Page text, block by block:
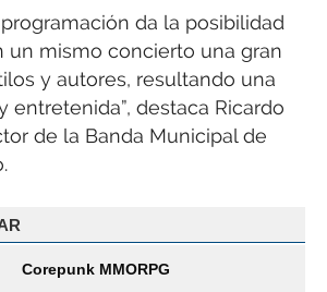
da la posibilidad
un mismo concierto una gran
y autores, resultando una
entretenida”, destaca Ricardo
de la Banda Municipal de
Corepunk MMORPG